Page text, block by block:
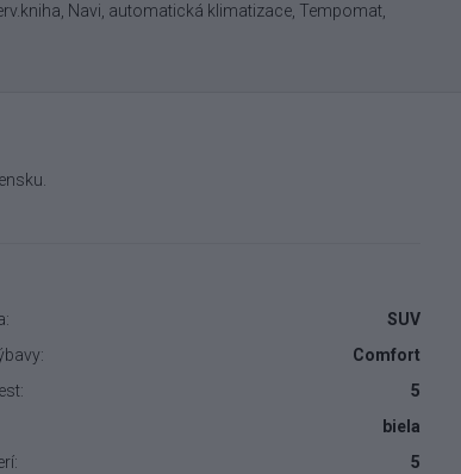
Navi, automatická klimatizace, Tempomat,
SUV
Comfort
5
biela
5